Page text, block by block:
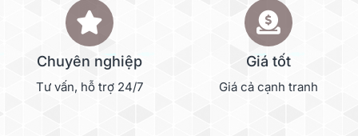
Chuyên nghiệp
Tư vấn, hỗ trợ 24/7
Giá tốt
Giá cả cạnh tranh